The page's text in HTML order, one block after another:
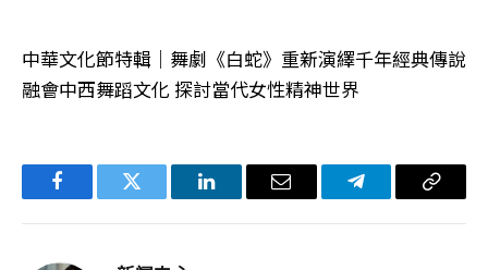
中華文化節特輯｜舞劇《白蛇》重新演繹千年經典傳說
融會中西舞蹈文化 探討當代女性精神世界
FacebookTwitter LinkedIn电
Telegram复